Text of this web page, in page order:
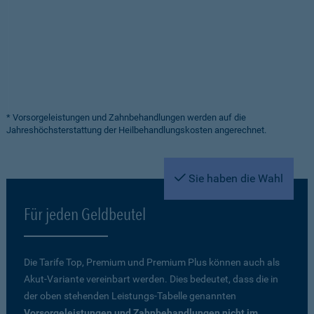
* Vorsorgeleistungen und Zahnbehandlungen werden auf die
Jahreshöchsterstattung der Heilbehandlungskosten angerechnet.
Sie haben die Wahl
Für jeden Geldbeutel
Die Tarife Top, Premium und Premium Plus können auch als
Akut-Variante vereinbart werden. Dies bedeutet, dass die in
der oben stehenden Leistungs-Tabelle genannten